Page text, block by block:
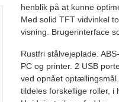
henblik på at kunne
Med solid TFT vidvinkel
visning. Brugerinterface
Rustfri stålvejeplade.
PC og printer. 2 USB
ved opnået
tildeles forskellige roller, i